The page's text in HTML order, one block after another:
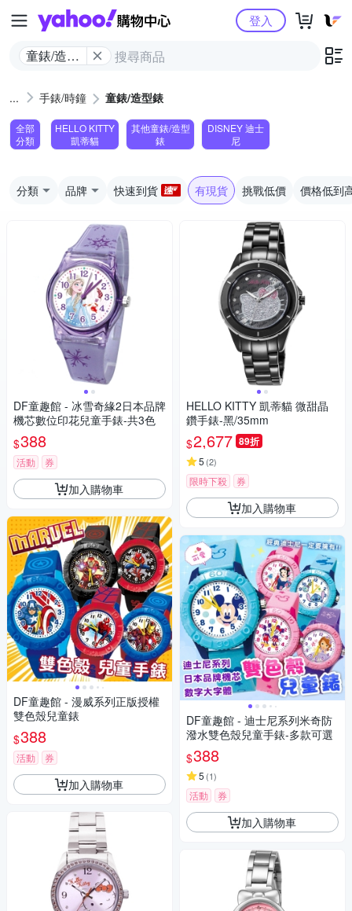
Yahoo購物中心
童錶/造型
登入
手錶/時鐘 童錶/造型錶
全部
分類
HELLO KITTY
凱蒂貓
其他童錶/造型
錶
DISNEY 迪士
尼
分類 品牌 快速到貨 有現貨 挑戰低價 價格低到
DF童趣館 - 冰雪奇緣2日本品牌
機芯數位印花兒童手錶-共3色
$388
活動 券
加入購物車
DF童趣館 - 漫威系列正版授權
雙色殼兒童錶
$388
活動 券
加入購物車
HELLO KITTY 凱蒂貓 微甜晶
鑽手錶-黑/35mm
$2,677 89折
5 (2)
限時下殺 券
加入購物車
DF童趣館 - 迪士尼系列米奇防
潑水雙色殼兒童手錶-多款可選
$388
5 (1)
活動 券
加入購物車